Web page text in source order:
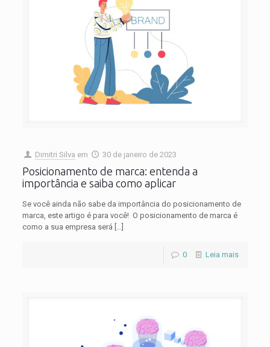
Dimitri Silva em 30 de janeiro de 2023
Posicionamento de marca: entenda a
importância e saiba como aplicar
Se você ainda não sabe da importância do posicionamento de
marca, este artigo é para você! O posicionamento de marca é
como a sua empresa será […]
0 Leia mais